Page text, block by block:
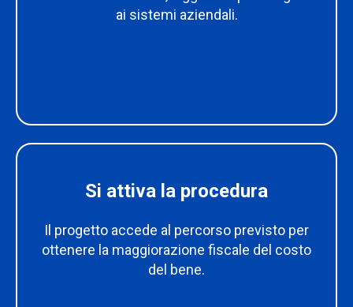
ai sistemi aziendali.
Si attiva la procedura
Il progetto accede al percorso previsto per
ottenere la maggiorazione fiscale del costo
del bene.